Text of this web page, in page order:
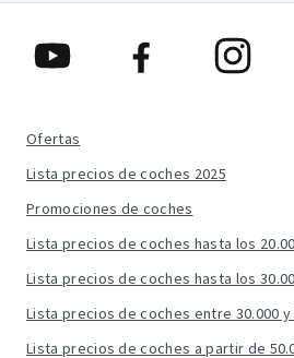
Ofertas
Lista precios de coches 2025
Promociones de coches
Lista precios de coches hasta los
Lista precios de coches hasta los
Lista precios de coches entre 30.000 y
Lista precios de coches a partir de